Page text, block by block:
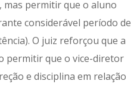
mas permitir que o aluno
considerável período de
O juiz reforçou que a
permitir que o vice-diretor
e disciplina em relação